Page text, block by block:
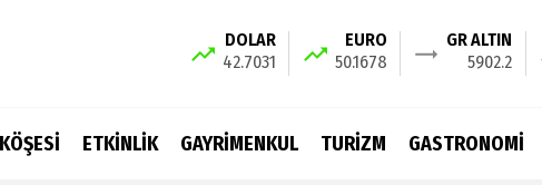
DOLAR
42.7031
EURO
50.1678
GR ALTIN
5902.2
ETKİNLİK GAYRİMENKUL TURİZM GASTRONOMİ